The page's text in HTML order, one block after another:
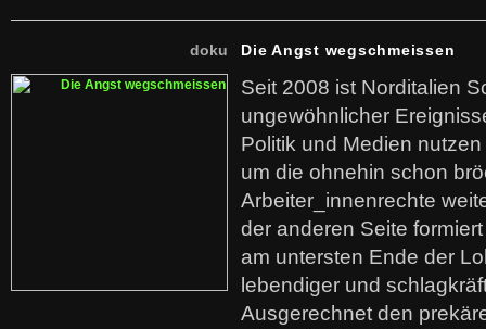
doku Die Angst wegschmeissen
Seit 2008 ist Norditalien
ungewöhnlicher
Politik und Medien
um die ohnehin schon
Arbeiter_innenrechte
der anderen Seite
am untersten Ende der
lebendiger und
Ausgerechnet den